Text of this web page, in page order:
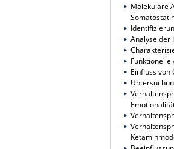
Molekulare
Analyse der
Einfluss von